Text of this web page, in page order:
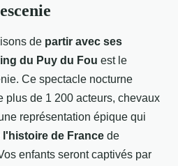
de partir avec ses
du Puy du Fou est le
Ce spectacle nocturne
plus de 1 200 acteurs, chevaux
représentation épique qui
l'histoire de France de
enfants seront captivés par